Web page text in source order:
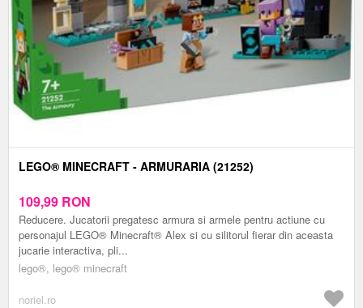
LEGO® MINECRAFT - ARMURARIA (21252)
109,99 RON
Reducere. Jucatorii pregatesc armura si armele pentru actiune cu
personajul LEGO® Minecraft® Alex si cu silitorul fierar din aceasta
jucarie interactiva, pli...
lego®, lego® minecraft
noriel.ro